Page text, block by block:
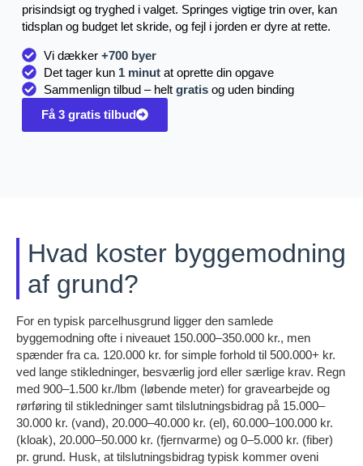
prisindsigt og tryghed i valget. Springes vigtige trin over, kan
tidsplan og budget let skride, og fejl i jorden er dyre at rette.
Vi dækker+700 byer
Det tager kun 1 minut at oprette din opgave
Sammenlign tilbud – heltgratis og uden binding
Få 3 gratis tilbud
Hvad koster byggemodning
af grund?
For en typisk parcelhusgrund ligger den samlede
byggemodning ofte i niveauet 150.000–350.000 kr., men
spænder fra ca. 120.000 kr. for simple forhold til 500.000+ kr.
ved lange stikledninger, besværlig jord eller særlige krav. Regn
med 900–1.500 kr./lbm (løbende meter) for gravearbejde og
rørføring til stikledninger samt tilslutningsbidrag på 15.000–
30.000 kr. (vand), 20.000–40.000 kr. (el), 60.000–100.000 kr.
(kloak), 20.000–50.000 kr. (fjernvarme) og 0–5.000 kr. (fiber)
pr. grund. Husk, at tilslutningsbidrag typisk kommer oveni